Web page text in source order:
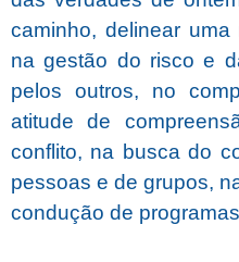
caminho, delinear
na gestão do risco e
pelos outros, no
atitude de
conflito, na busca do
pessoas e de grupos,
condução de